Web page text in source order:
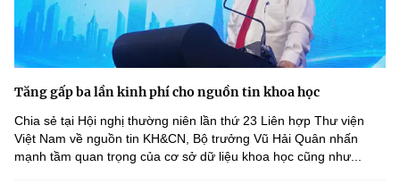
Tăng gấp ba lần kinh phí cho nguồn tin khoa học
Chia sẻ tại Hội nghị thường niên lần thứ 23 Liên hợp Thư viện
Việt Nam về nguồn tin KH&CN, Bộ trưởng Vũ Hải Quân nhấn
mạnh tầm quan trọng của cơ sở dữ liệu khoa học cũng như...